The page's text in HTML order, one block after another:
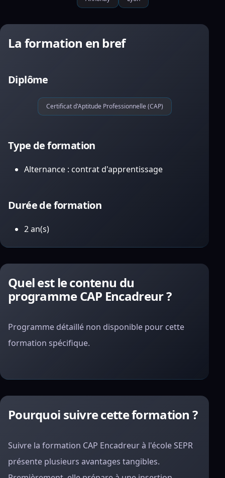
La formation en bref
Diplôme
Certificat d'Aptitude Professionnelle (CAP)
Type de formation
Alternance : contrat d'apprentissage
Durée de formation
2 an(s)
Quel est le contenu du
programme CAP Encadreur ?
Programme détaillé non disponible pour cette
formation spécifique.
Pourquoi suivre cette formation ?
Suivre la formation CAP Encadreur à l'école SEPR
présente plusieurs avantages tangibles.